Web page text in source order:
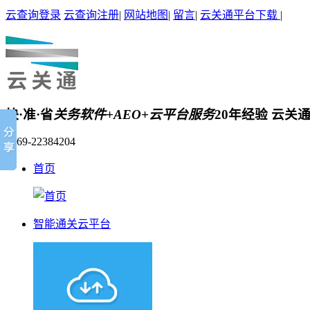
云查询登录 云查询注册| 网站地图 | 留言| 云关通平台下载 |
快·准·省关务软件+AEO+云平台服务20年经验 云关
0769-22384204
首页
智能通关云平台